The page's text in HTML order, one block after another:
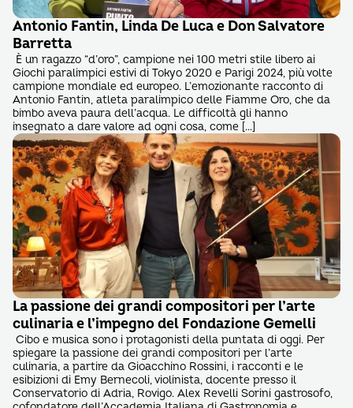
Antonio Fantin, Linda De Luca e Don Salvatore
Barretta
È un ragazzo “d’oro”, campione nei 100 metri stile libero ai
Giochi paralimpici estivi di Tokyo 2020 e Parigi 2024, più volte
campione mondiale ed europeo. L’emozionante racconto di
Antonio Fantin, atleta paralimpico delle Fiamme Oro, che da
bimbo aveva paura dell’acqua. Le difficoltà gli hanno
insegnato a dare valore ad ogni cosa, come […]
La passione dei grandi compositori per l’arte
culinaria e l’impegno del Fondazione Gemelli
Cibo e musica sono i protagonisti della puntata di oggi. Per
spiegare la passione dei grandi compositori per l’arte
culinaria, a partire da Gioacchino Rossini, i racconti e le
esibizioni di Emy Bernecoli, violinista, docente presso il
Conservatorio di Adria, Rovigo. Alex Revelli Sorini gastrosofo,